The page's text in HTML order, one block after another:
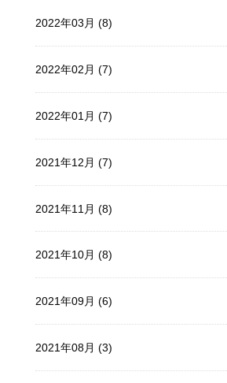
2022年03月 (8)
2022年02月 (7)
2022年01月 (7)
2021年12月 (7)
2021年11月 (8)
2021年10月 (8)
2021年09月 (6)
2021年08月 (3)